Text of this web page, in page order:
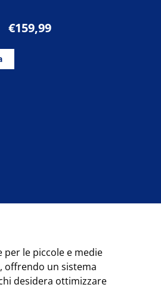
Il
originale
era:
€159,99Il
le piccole e medie
offrendo un sistema
desidera ottimizzare